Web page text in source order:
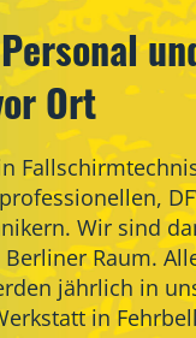
Ort
Wir sind
Berliner Raum.
jährlich in
in